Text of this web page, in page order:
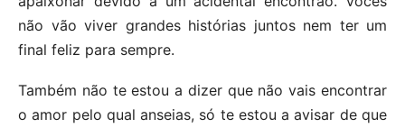
não vão viver grandes histórias juntos nem ter um
final feliz para sempre.
Também não te estou a dizer que não vais encontrar
o amor pelo qual anseias, só te estou a avisar de que